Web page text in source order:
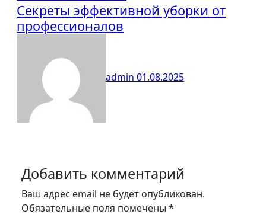
Секреты эффективной уборки от
профессионалов
admin 01.08.2025
Добавить комментарий
Ваш адрес email не будет опубликован.
Обязательные поля помечены *